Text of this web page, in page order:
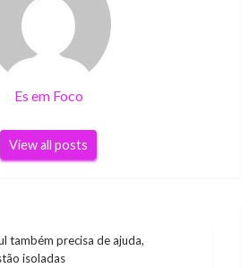
Es em Foco
View all posts
também precisa de ajuda,
isoladas